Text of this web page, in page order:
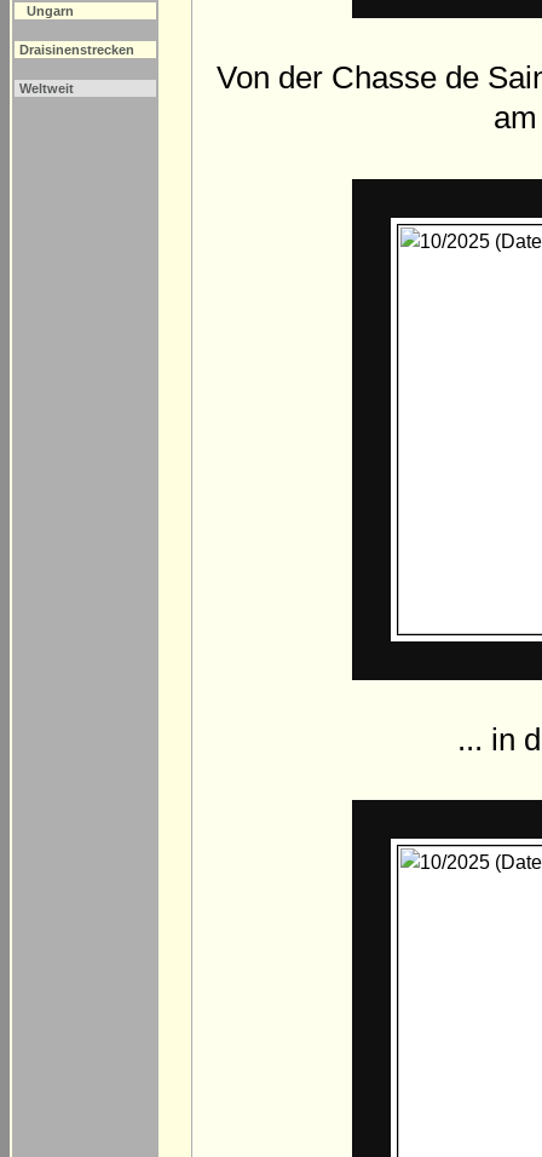
Ungarn
Draisinenstrecken
Weltweit
Von der Chasse de
... in